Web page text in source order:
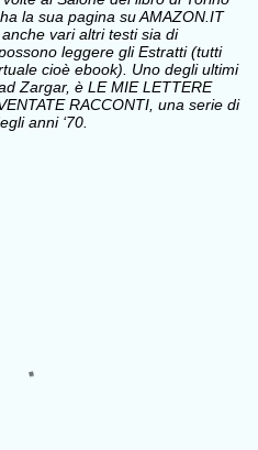
la sua pagina su AMAZON.IT
vari altri testi sia di
leggere gli Estratti (tutti
cioè ebook). Uno degli ultimi
Zargar, è LE MIE LETTERE
RACCONTI, una serie di
anni ‘70.